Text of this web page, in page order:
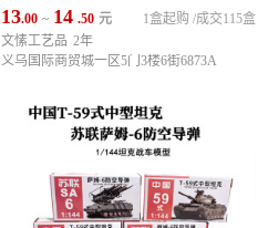
13.00 ~ 14 .50 元 成交115盒
1盒起购 /
文愫工艺品 2年
义乌国际商贸城一区5门3楼6街6873A